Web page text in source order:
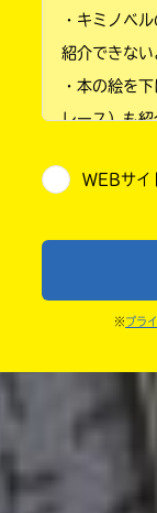
小学4年
小学6年
中学1年
・キミノベ
紹介できない
・本の絵を
レース）も
・送ってか
ならないよ
・キャンペ
・ポプラ社
・かき終え
きこんでい
WEBサイ
※ プラ